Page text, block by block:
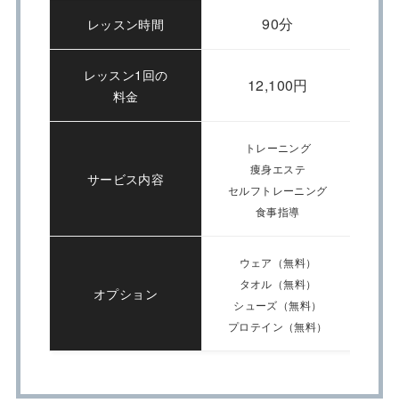
レッスン時間 90分
レッスン1回の
料金
12,100円
サービス内容
トレーニング
痩身エステ
セルフトレーニング
食事指導
オプション
ウェア（無料）
タオル（無料）
シューズ（無料）
プロテイン（無料）